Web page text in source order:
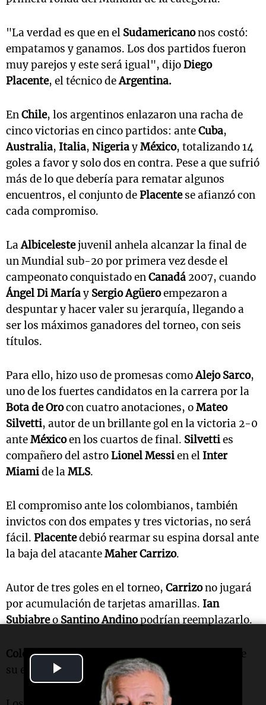
Video
"La verdad es que en el Sudamericanonos costó:
empatamos y ganamos. Los dos partidos fueron
muy parejos y este será igual", dijoDiego
Placente, el técnico deArgentina.
EnChile, los argentinos enlazaron una racha de
cinco victorias en cinco partidos: anteCuba,
Australia, Italia, NigeriayMéxico, totalizando 14
goles a favor y solo dos en contra. Pese a que sufrió
más de lo que debería para rematar algunos
encuentros, el conjunto dePlacentese afianzó con
cada compromiso.
LaAlbicelestejuvenil anhela alcanzar la final de
un Mundial sub-20 por primera vez desde el
campeonato conquistado enCanadá 2007, cuando
Ángel Di Maríay Sergio Agüeroempezaron a
despuntar y hacer valer su jerarquía, llegando a
ser los máximos ganadores del torneo, con seis
títulos.
Para ello, hizo uso de promesas comoAlejo Sarco,
uno de los fuertes candidatos en la carrera por la
Bota de Orocon cuatro anotaciones, oMateo
Silvetti, autor de un brillante gol en la victoria 2-0
anteMéxicoen los cuartos de final. Silvetties
compañero del astroLionel Messien el Inter
Miamide laMLS.
El compromiso ante los colombianos, también
invictos con dos empates y tres victorias, no será
fácil. Placentedebió rearmar su espina dorsal ante
la baja del atacanteMaher Carrizo.
Autor de tres goles en el torneo, Carrizono jugará
por acumulación de tarjetas amarillas. Ian
SubiabreoSantino Andinopodrían reemplazarlo.
Colombiatambién acusa una baja sensible: la de
su estrella,
Néiser Villarreal.